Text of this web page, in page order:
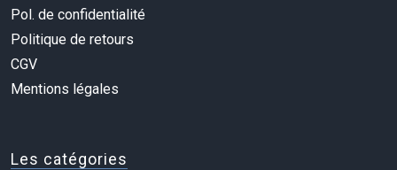
Pol. de confidentialité
Politique de retours
CGV
Mentions légales
Les catégories